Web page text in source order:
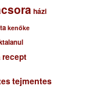
házi
kenőke
recept
tejmentes